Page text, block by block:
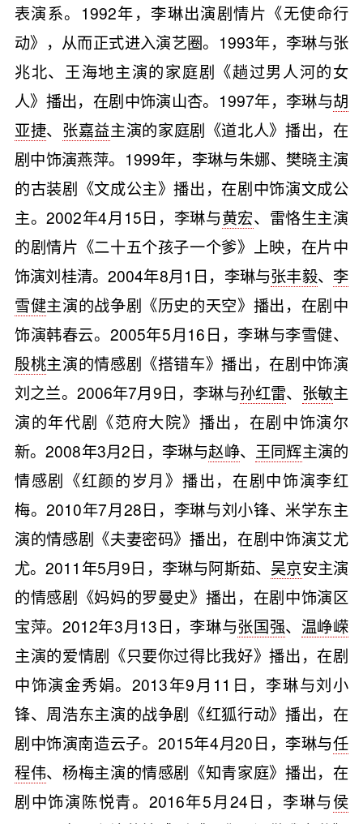
表演系。1992年，李琳出演剧情片《无使命行
动》，从而正式进入演艺圈。1993年，李琳与张
兆北、王海地主演的家庭剧《趟过男人河的女
人》播出，在剧中饰演山杏。1997年，李琳与胡
亚捷、 张嘉益主演的家庭剧《道北人》播出，在
剧中饰演燕萍。1999年，李琳与朱娜、樊晓主演
的古装剧《文成公主》播出，在剧中饰演文成公
主。2002年4月15日，李琳与黄宏、雷恪生主演
的剧情片《二十五个孩子一个爹》上映，在片中
饰演刘桂清。2004年8月1日，李琳与张丰毅、 李
雪健主演的战争剧《历史的天空》播出，在剧中
饰演韩春云。2005年5月16日，李琳与李雪健、
殷桃主演的情感剧《搭错车》播出，在剧中饰演
刘之兰。2006年7月9日，李琳与孙红雷、 张敏主
演的年代剧《范府大院》播出，在剧中饰演尔
新。2008年3月2日，李琳与赵峥、 王同辉主演的
情感剧《红颜的岁月》播出，在剧中饰演李红
梅。2010年7月28日，李琳与刘小锋、米学东主
演的情感剧《夫妻密码》播出，在剧中饰演艾尤
尤。2011年5月9日，李琳与阿斯茹、 吴京安主演
的情感剧《妈妈的罗曼史》播出，在剧中饰演区
宝萍。2012年3月13日，李琳与张国强、 温峥嵘
主演的爱情剧《只要你过得比我好》播出，在剧
中饰演金秀娟。2013年9月11日，李琳与刘小
锋、周浩东主演的战争剧《红狐行动》播出，在
剧中饰演南造云子。2015年4月20日，李琳与任
程伟、杨梅主演的情感剧《知青家庭》播出，在
剧中饰演陈悦青。2016年5月24日，李琳与侯